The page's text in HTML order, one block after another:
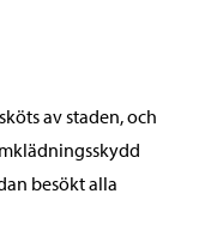
av staden, och
besökt alla